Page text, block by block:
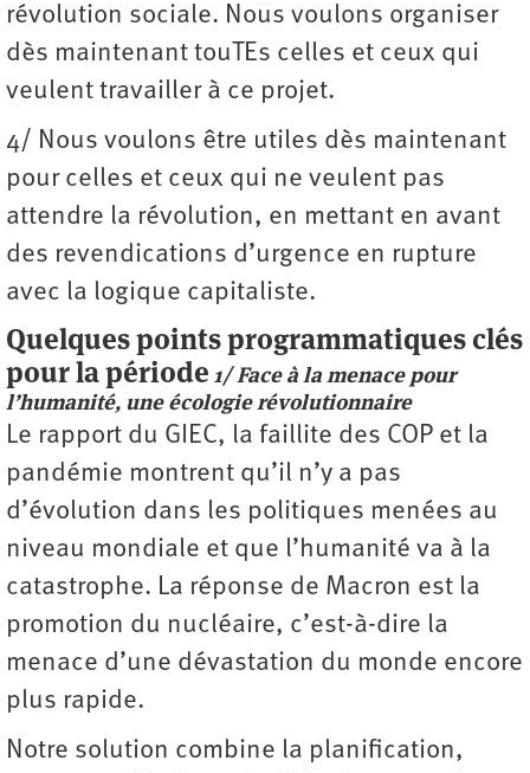
révolution sociale. Nous voulons organiser
dès maintenant touTEs celles et ceux qui
veulent travailler à ce projet.
4/ Nous voulons être utiles dès maintenant
pour celles et ceux qui ne veulent pas
attendre la révolution, en mettant en avant
des revendications d’urgence en rupture
avec la logique capitaliste.
Quelques points programmatiques clés
pour la période 1/ Face à la menace pour
l’humanité, une écologie révolutionnaire
Le rapport du GIEC, la faillite des COP et la
pandémie montrent qu’il n’y a pas
d’évolution dans les politiques menées au
niveau mondiale et que l’humanité va à la
catastrophe. La réponse de Macron est la
promotion du nucléaire, c’est-à-dire la
menace d’une dévastation du monde encore
plus rapide.
Notre solution combine la planification,